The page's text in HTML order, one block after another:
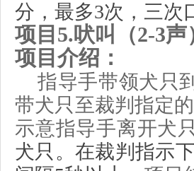
分，最多3次，三次
项目 5.吠叫（2-3声
项目介绍：
指导手带领犬只
带犬只至裁判指定的
示意指导手离开犬只
犬只。在裁判指示